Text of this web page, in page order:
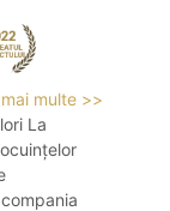
multe >>
La